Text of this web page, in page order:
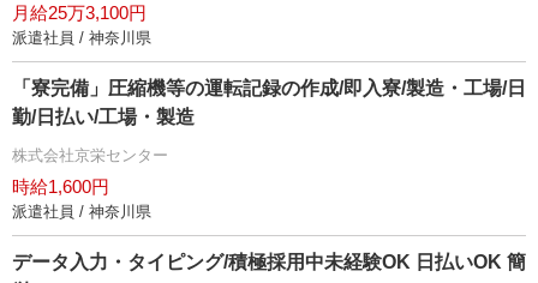
月給25万3,100円
派遣社員 / 神奈川県
「寮完備」圧縮機等の運転記録の作成/即入寮/製造・工場/日
勤/日払い/工場・製造
株式会社京栄センター
時給1,600円
派遣社員 / 神奈川県
データ入力・タイピング/積極採用中未経験OK 日払いOK 簡